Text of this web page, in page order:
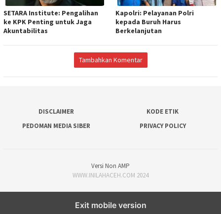
SETARA Institute: Pengalihan
ke KPK Penting untuk Jaga
Akuntabilitas
Kapolri: Pelayanan Polri
kepada Buruh Harus
Berkelanjutan
Tambahkan Komentar
DISCLAIMER
KODE ETIK
PEDOMAN MEDIA SIBER
PRIVACY POLICY
Versi Non AMP
WWW.INILAHACEH.COM 2024
Exit mobile version